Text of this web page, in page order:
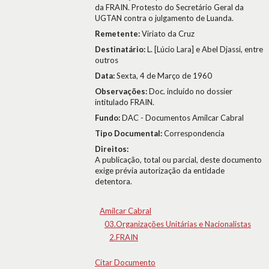
da FRAIN. Protesto do Secretário Geral da
UGTAN contra o julgamento de Luanda.
Remetente:Viriato da Cruz
Destinatário:L. [Lúcio Lara] e Abel Djassi, entre
outros
Data:Sexta, 4 de Março de 1960
Observações:Doc. incluído no dossier
intitulado FRAIN.
Fundo:DAC - Documentos Amílcar Cabral
Tipo Documental:Correspondencia
Direitos:
A publicação, total ou parcial, deste documento
exige prévia autorização da entidade
detentora.
Amílcar Cabral
03.Organizações Unitárias e Nacionalistas
2.FRAIN
Citar Documento